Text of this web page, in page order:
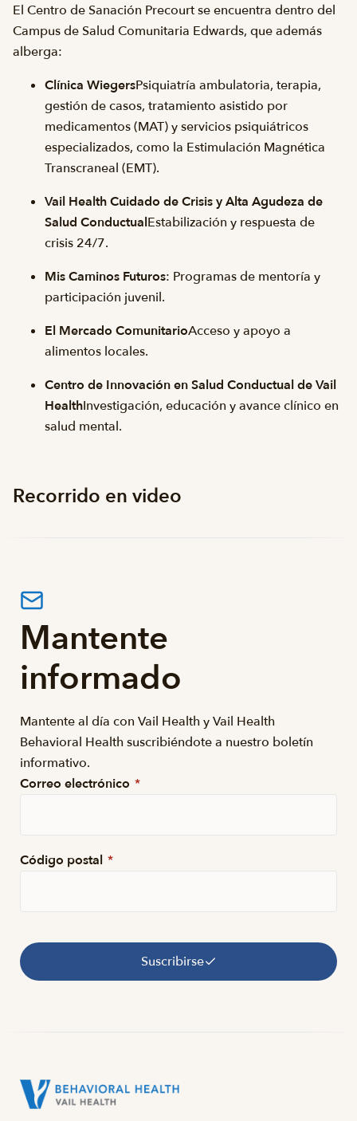
El Centro de Sanación Precourt se encuentra dentro del
Campus de Salud Comunitaria Edwards, que además
alberga:
Clínica WiegersPsiquiatría ambulatoria, terapia,
gestión de casos, tratamiento asistido por
medicamentos (MAT) y servicios psiquiátricos
especializados, como la Estimulación Magnética
Transcraneal (EMT).
Vail Health Cuidado de Crisis y Alta Agudeza de
Salud ConductualEstabilización y respuesta de
crisis 24/7.
Mis Caminos Futuros: Programas de mentoría y
participación juvenil.
El Mercado ComunitarioAcceso y apoyo a
alimentos locales.
Centro de Innovación en Salud Conductual de Vail
HealthInvestigación, educación y avance clínico en
salud mental.
Recorrido en video
Mantente
informado
Mantente al día con Vail Health y Vail Health
Behavioral Health suscribiéndote a nuestro boletín
informativo.
Correo electrónico *
Código postal *
Suscribirse